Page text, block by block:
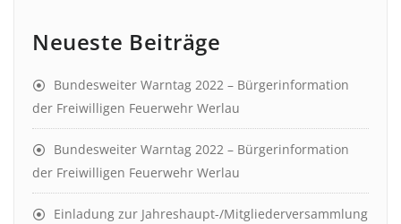
Neueste Beiträge
Bundesweiter Warntag 2022 – Bürgerinformation
der Freiwilligen Feuerwehr Werlau
Bundesweiter Warntag 2022 – Bürgerinformation
der Freiwilligen Feuerwehr Werlau
Einladung zur Jahreshaupt-/Mitgliederversammlung